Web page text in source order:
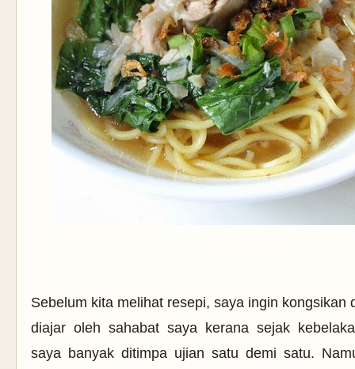
Sebelum kita melihat resepi, saya ingin kongsikan
diajar oleh sahabat saya kerana sejak
saya banyak ditimpa ujian satu demi satu.